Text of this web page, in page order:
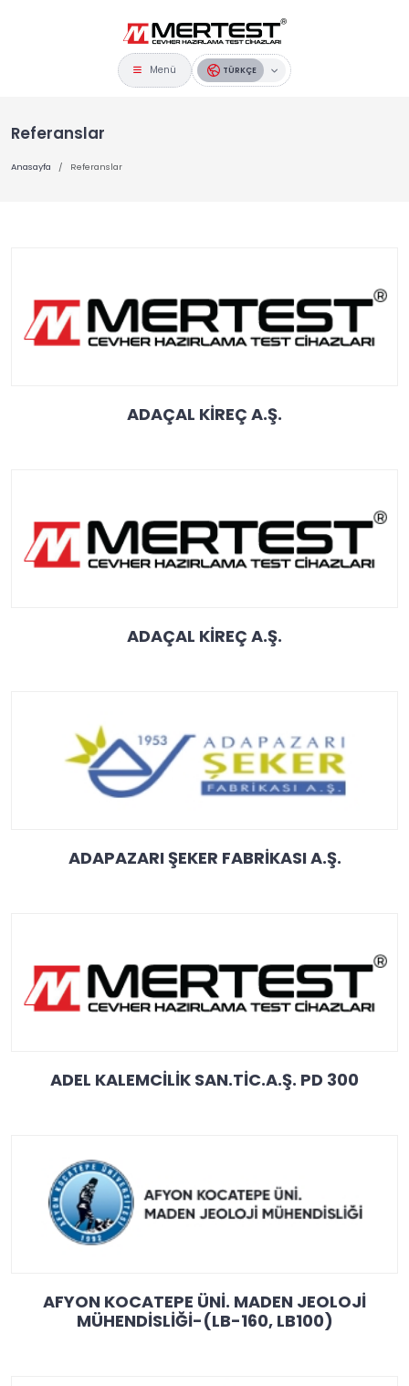
Menü TÜRKÇE
Referanslar
Anasayfa Referanslar
ADAÇAL KİREÇ A.Ş.
ADAÇAL KİREÇ A.Ş.
ADAPAZARI ŞEKER FABRİKASI A.Ş.
ADEL KALEMCİLİK SAN.TİC.A.Ş. PD 300
AFYON KOCATEPE ÜNİ. MADEN JEOLOJİ
MÜHENDİSLİĞİ-(LB-160, LB100)